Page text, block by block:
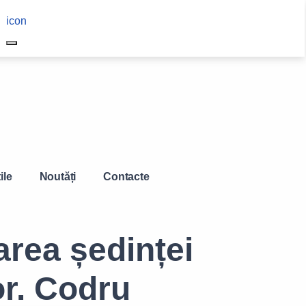
Navigation
other
icon
Noutăți Contacte
ședinței
Codru